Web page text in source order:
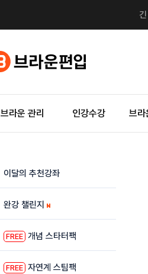
브라운 관리 인강수강 브라
이달의 추천강좌
완강 챌린지
FREE 개념 스타터팩
FREE 자연계 스팀팩